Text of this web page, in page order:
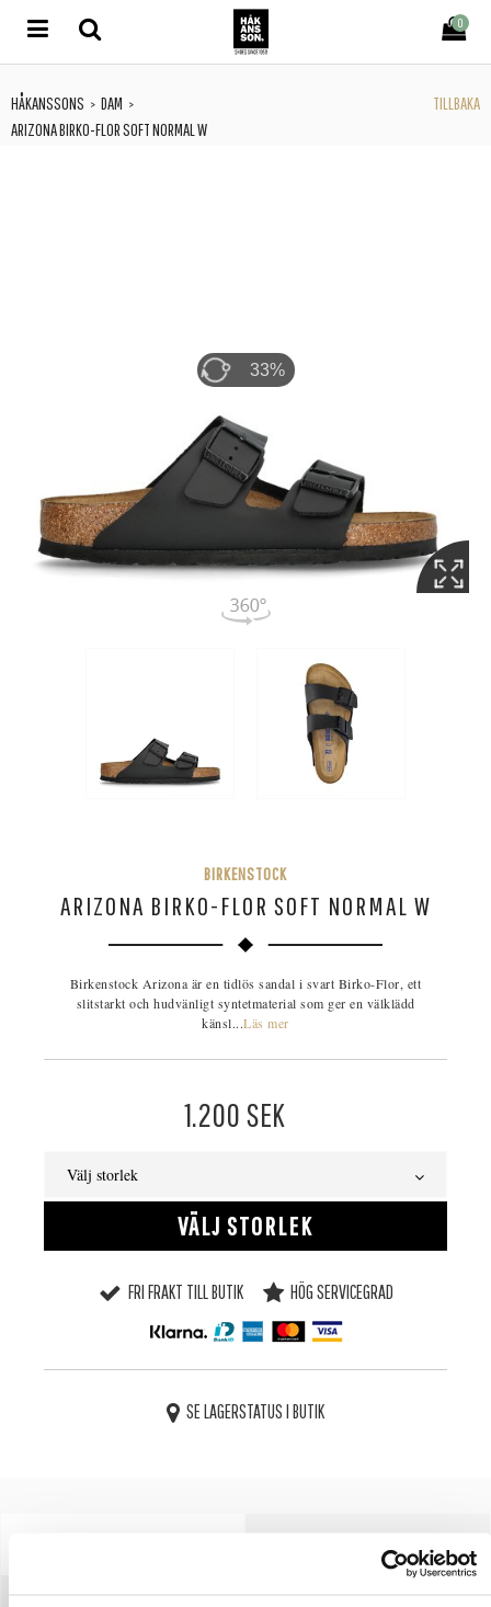
0
HÅKANSSONS > DAM >
ARIZONA BIRKO-FLOR SOFT NORMAL W
TILLBAKA
46%
BIRKENSTOCK
ARIZONA BIRKO-FLOR SOFT NORMAL W
Birkenstock Arizona är en tidlös sandal i svart Birko-Flor, ett
slitstarkt och hudvänligt syntetmaterial som ger en välklädd
känsl...Läs mer
1.200 SEK
Välj storlek
VÄLJ STORLEK
FRI FRAKT TILL BUTIK HÖG SERVICEGRAD
SE LAGERSTATUS I BUTIK